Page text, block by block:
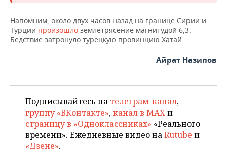
ХОККЕЙ С МЯЧОМ
ПРОИСШЕСТВИЯ
Напомним, около двух часов назад на границе Сирии и
Турции произошло землетрясение магнитудой 6,3.
Бедствие затронуло турецкую провинцию Хатай.
Айрат Назипов
Подписывайтесь на телеграм-канал,
группу «ВКонтакте»,канал в MAXи
страницу в «Одноклассниках» «Реального
времени». Ежедневные видео наRutube и
«Дзене».